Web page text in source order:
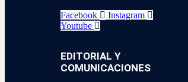
Facebook
Instagram
Youtube
EDITORIAL Y
COMUNICACIONES